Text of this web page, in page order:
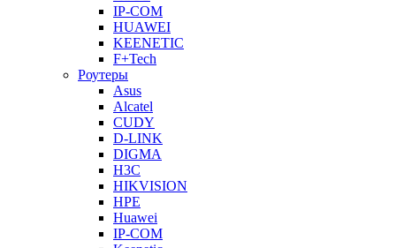
IP-COM
HUAWEI
KEENETIC
F+Tech
Роутеры
Asus
Alcatel
CUDY
D-LINK
DIGMA
H3C
HIKVISION
HPE
Huawei
IP-COM